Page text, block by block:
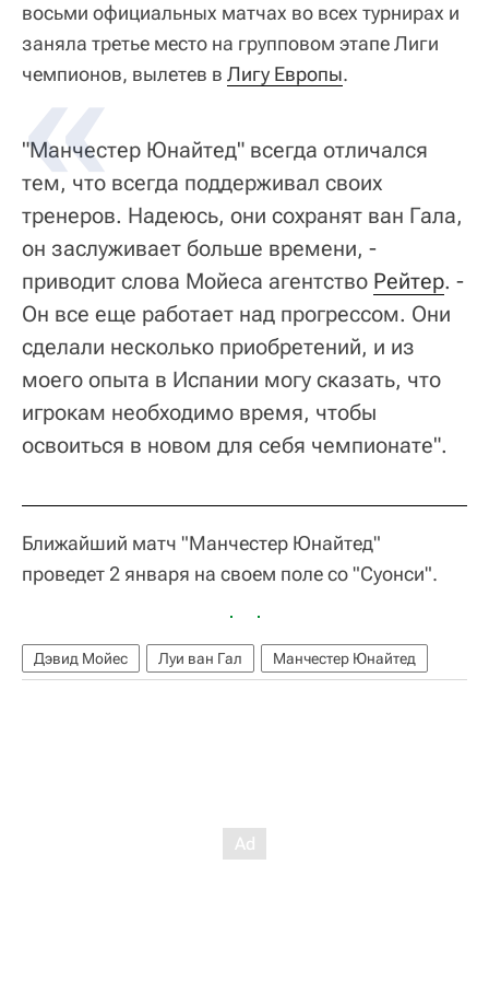
восьми официальных матчах во всех турнирах и
заняла третье место на групповом этапе Лиги
чемпионов, вылетев в Лигу Европы.
"Манчестер Юнайтед" всегда отличался
тем, что всегда поддерживал своих
тренеров. Надеюсь, они сохранят ван Гала,
он заслуживает больше времени, -
приводит слова Мойеса агентство Рейтер. -
Он все еще работает над прогрессом. Они
сделали несколько приобретений, и из
моего опыта в Испании могу сказать, что
игрокам необходимо время, чтобы
освоиться в новом для себя чемпионате".
Ближайший матч "Манчестер Юнайтед"
проведет 2 января на своем поле со "Суонси".
Дэвид Мойес Луи ван Гал Манчестер Юнайтед